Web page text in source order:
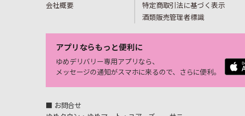
会社概要
特定商取引法に基づく表示
酒類販売管理者標識
アプリならもっと便利に
ゆめデリバリー専用アプリなら、
メッセージの通知がスマホに来るので、さらに便利。
■ お問合せ